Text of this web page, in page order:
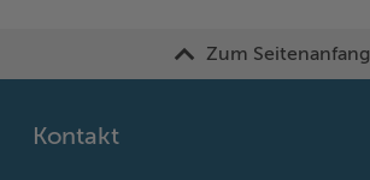
Zum Seitenanfang
Kontakt